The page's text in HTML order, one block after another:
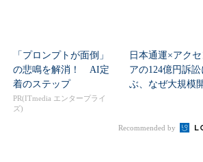
「プロンプトが面倒」
の悲鳴を解消！ AI定
着のステップ
PR(ITmedia エンタープライ
ズ)
日本通運×アク
アの124億円訴
ぶ、なぜ大規模
Recommended by